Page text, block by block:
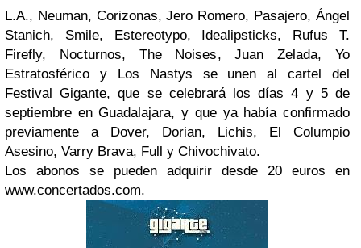
L.A., Neuman, Corizonas, Jero Romero, Pasajero, Ángel
Stanich, Smile, Estereotypo, Idealipsticks, Rufus T.
Firefly, Nocturnos, The Noises, Juan Zelada, Yo
Estratosférico y Los Nastys se unen al cartel del
Festival Gigante, que se celebrará los días 4 y 5 de
septiembre en Guadalajara, y que ya había confirmado
previamente a Dover, Dorian, Lichis, El Columpio
Asesino, Varry Brava, Full y Chivochivato.
Los abonos se pueden adquirir desde 20 euros en
www.concertados.com.